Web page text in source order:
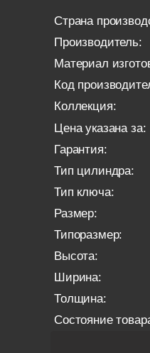
Страна
Производитель:
Материал
Код
Коллекция:
Цена указана за:
Гарантия:
Тип цилиндра:
Тип ключа:
Размер:
Типоразмер:
Высота:
Ширина:
Толщина:
Состояние